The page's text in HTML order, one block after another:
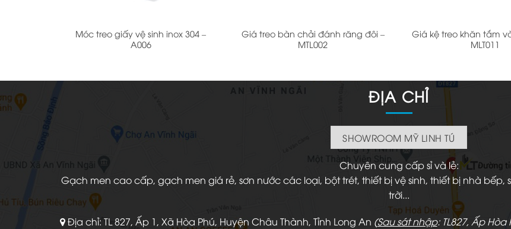
Móc treo giấy vệ sinh inox 304 –
A006
Giá treo bàn chải đánh răng đôi –
MTL002
Giá kệ treo khăn tắm
MLT011
ĐỊA CHỈ
SHOWROOM MỸ LINH TÚ
Chuyên cung cấp sỉ và lẻ:
Gạch men cao cấp, gạch men giá rẻ, sơn nước các loại, bột trét, thiết bị vệ sinh, thiết bị nhà
trời...
Địa chỉ: TL 827, Ấp 1, Xã Hòa Phú, Huyện Châu Thành, Tỉnh Long An (Sau sát nhập: TL827, Ấp Hòa